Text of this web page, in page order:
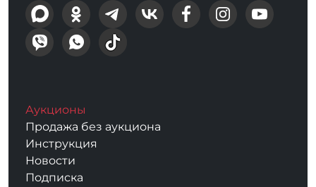
Аукционы
Продажа без аукциона
Инструкция
Новости
Подписка